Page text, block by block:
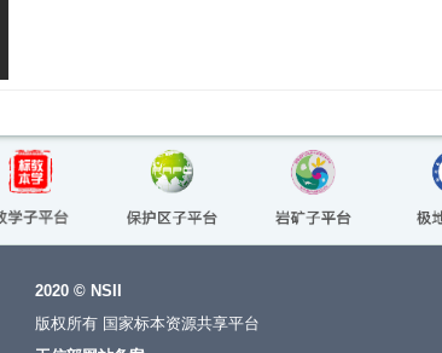
2020 © NSII
版权所有 国家标本资源共享平台